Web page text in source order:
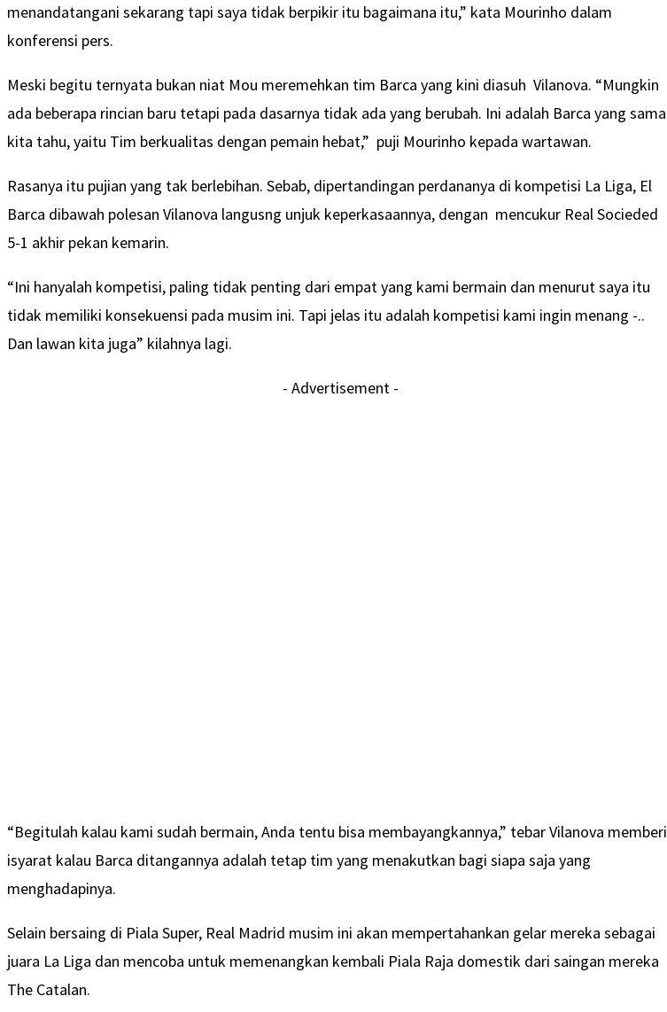
menandatangani sekarang tapi saya tidak berpikir itu bagaimana itu,” kata Mourinho dalam
konferensi pers.
Meski begitu ternyata bukan niat Mou meremehkan tim Barca yang kini diasuh Vilanova. “Mungkin
ada beberapa rincian baru tetapi pada dasarnya tidak ada yang berubah. Ini adalah Barca yang sama
kita tahu, yaitu Tim berkualitas dengan pemain hebat,” puji Mourinho kepada wartawan.
Rasanya itu pujian yang tak berlebihan. Sebab, dipertandingan perdananya di kompetisi La Liga, El
Barca dibawah polesan Vilanova langusng unjuk keperkasaannya, dengan mencukur Real Socieded
5-1 akhir pekan kemarin.
“Ini hanyalah kompetisi, paling tidak penting dari empat yang kami bermain dan menurut saya itu
tidak memiliki konsekuensi pada musim ini. Tapi jelas itu adalah kompetisi kami ingin menang -..
Dan lawan kita juga” kilahnya lagi.
- Advertisement -
“Begitulah kalau kami sudah bermain, Anda tentu bisa membayangkannya,” tebar Vilanova memberi
isyarat kalau Barca ditangannya adalah tetap tim yang menakutkan bagi siapa saja yang
menghadapinya.
Selain bersaing di Piala Super, Real Madrid musim ini akan mempertahankan gelar mereka sebagai
juara La Liga dan mencoba untuk memenangkan kembali Piala Raja domestik dari saingan mereka
The Catalan.